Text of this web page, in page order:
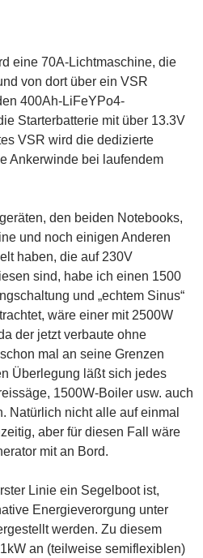
eine 70A-Lichtmaschine, die
von dort über ein VSR
400Ah-LiFeYPo4-
Starterbatterie mit über 13.3V
VSR wird die dedizierte
Ankerwinde bei laufendem
den beiden Notebooks,
und noch einigen Anderen
haben, die auf 230V
sind, habe ich einen 1500
und „echtem Sinus“
wäre einer mit 2500W
der jetzt verbaute ohne
mal an seine Grenzen
Überlegung läßt sich jedes
1500W-Boiler usw. auch
Natürlich nicht alle auf einmal
aber für diesen Fall wäre
mit an Bord.
Linie ein Segelboot ist,
Energieverorgung unter
werden. Zu diesem
an (teilweise semiflexiblen)